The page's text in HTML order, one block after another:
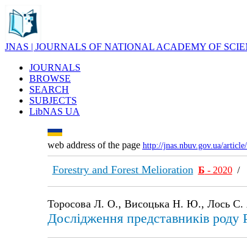
JNAS | JOURNALS OF NATIONAL ACADEMY OF
JOURNALS
BROWSE
SEARCH
SUBJECTS
LibNAS UA
web address of the page http://jnas.nbuv.gov.ua/
Forestry and Forest Melioration Б - 2020/
Торосова Л. О., Висоцька Н. Ю., Лось С.
Дослідження представників